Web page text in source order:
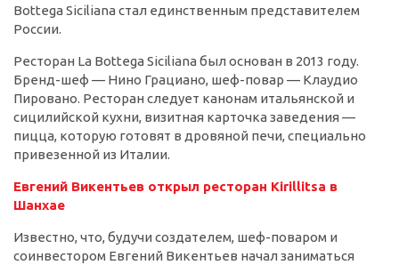
Bottega Siciliana стал единственным представителем
России.
Ресторан La Bottega Siciliana был основан в 2013 году.
Бренд-шеф — Нино Грациано, шеф-повар — Клаудио
Пировано. Ресторан следует канонам итальянской и
сицилийской кухни, визитная карточка заведения —
пицца, которую готовят в дровяной печи, специально
привезенной из Италии.
Евгений Викентьев открыл ресторан Kirillitsa в
Шанхае
Известно, что, будучи создателем, шеф-поваром и
соинвестором Евгений Викентьев начал заниматься